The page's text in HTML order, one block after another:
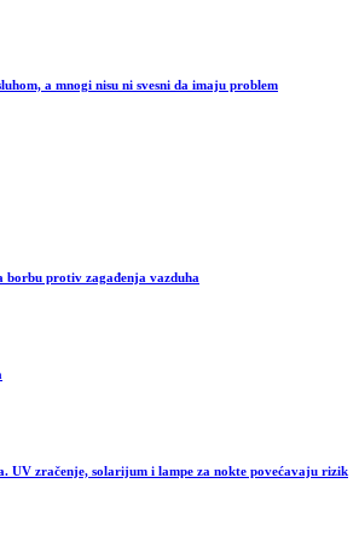
a mnogi nisu ni svesni da imaju problem
protiv zagađenja vazduha
UV zračenje, solarijum i lampe za nokte povećavaju rizik